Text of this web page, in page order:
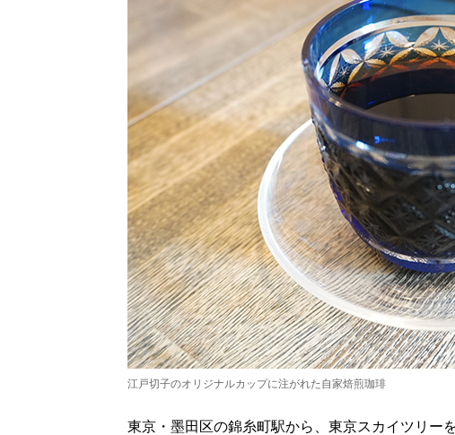
江戸切子のオリジナルカップに注がれた自家焙煎珈琲
東京・墨田区の錦糸町駅から、東京スカイツリー